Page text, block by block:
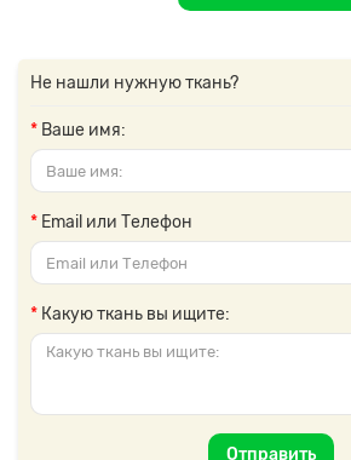
Не нашли нужную ткань?
Ваше имя:
Email или Телефон
Какую ткань вы ищите:
Отправить